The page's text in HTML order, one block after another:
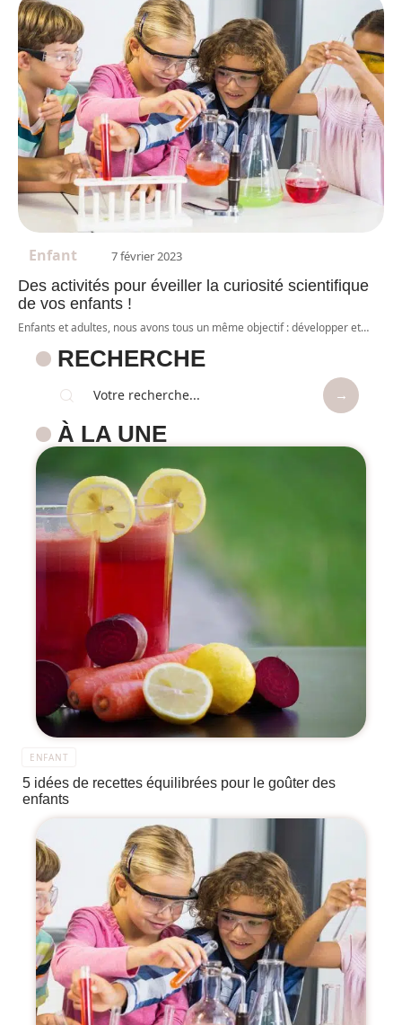
Enfant 7 février 2023
Des activités pour éveiller la curiosité scientifique
de vos enfants !
Enfants et adultes, nous avons tous un même objectif : développer et…
RECHERCHE
À LA UNE
ENFANT
5 idées de recettes équilibrées pour le goûter des
enfants